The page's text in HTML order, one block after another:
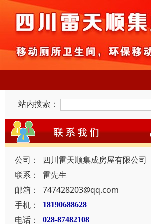
站内搜索：
公司：
四川雷天顺集成房屋有限公司
联系：
雷先生
邮箱：
747428203@qq.com
手机：
18190688628
电话： 028-87482108